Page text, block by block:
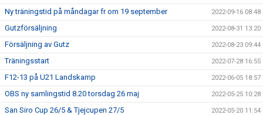
Ny träningstid på måndagar fr om 19 september 2022-09-16 08:48
Gutzförsäljning 2022-08-31 13:20
Försäljning av Gutz 2022-08-23 09:44
Träningsstart 2022-07-28 16:55
F12-13 på U21 Landskamp 2022-06-05 18:57
OBS ny samlingstid 8.20 torsdag 26 maj 2022-05-25 10:28
San Siro Cup 26/5 & Tjejcupen 27/5 2022-05-20 11:54